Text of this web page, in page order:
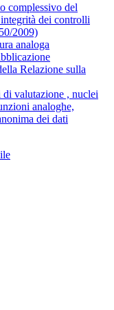
complessivo del
dei controlli
2009)
analoga
Relazione sulla
valutazione , nuclei
analoghe,
dei dati